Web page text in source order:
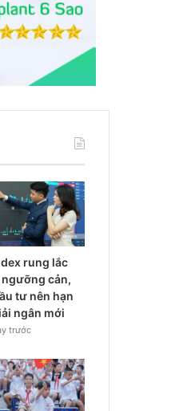
rung lắc
cản,
tư nên hạn
ngân mới
trước